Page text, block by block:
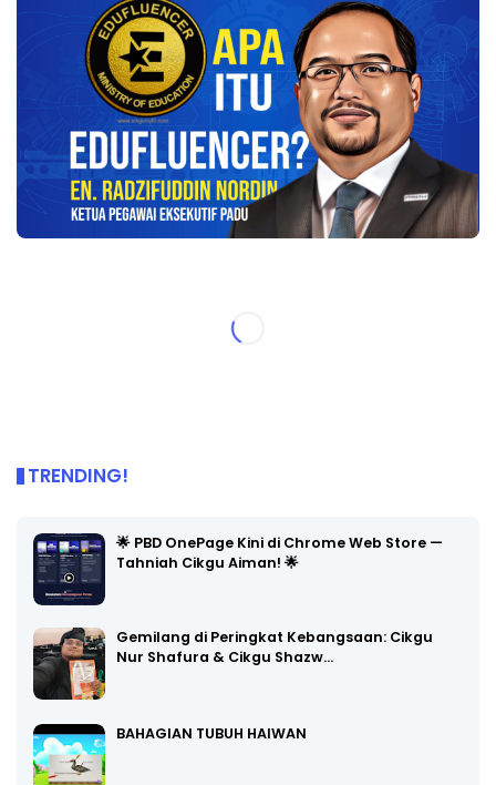
TRENDING!
🌟 PBD OnePage Kini di Chrome Web Store —
Tahniah Cikgu Aiman! 🌟
Gemilang di Peringkat Kebangsaan: Cikgu
Nur Shafura & Cikgu Shazw…
BAHAGIAN TUBUH HAIWAN